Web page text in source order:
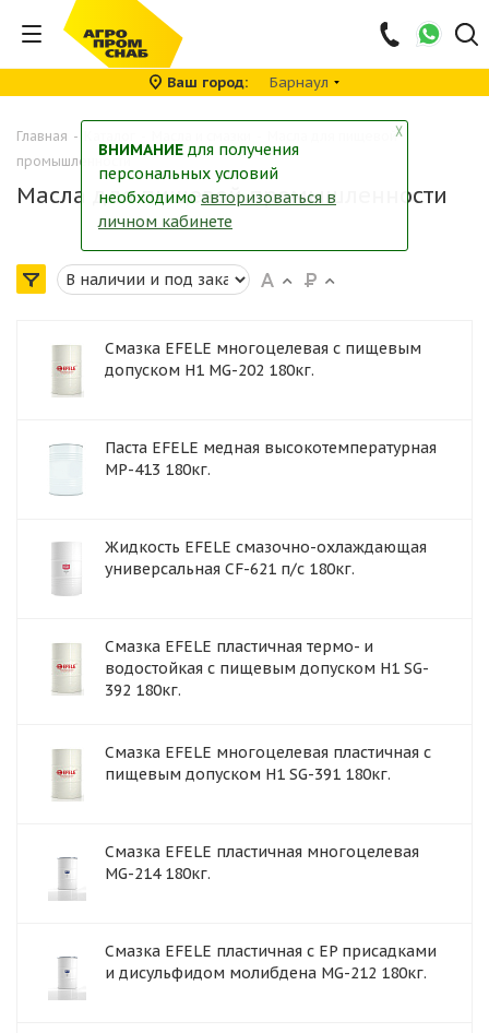
Ваш город Барнаул
Главная -
Масла для пищевой
промышленности
Масла для пищевой промышленности
Смазка EFELE многоцелевая с пищевым
допуском H1 MG-202 180кг.
Паста EFELE медная высокотемпературная
MP-413 180кг.
Жидкость EFELE смазочно-охлаждающая
универсальная CF-621 п/с 180кг.
Смазка EFELE пластичная термо- и
водостойкая с пищевым допуском H1 SG-
392 180кг.
Смазка EFELE многоцелевая пластичная с
пищевым допуском H1 SG-391 180кг.
Смазка EFELE пластичная многоцелевая
MG-214 180кг.
Смазка EFELE пластичная с EP присадками
и дисульфидом молибдена MG-212 180кг.
╳
ВНИМАНИЕ для получения
персональных условий
необходимо авторизоваться в
личном кабинете